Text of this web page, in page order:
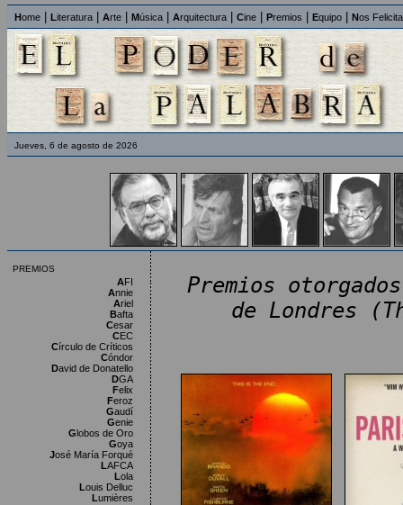
Home Literatura Arte Música Arquitectura Cine Premios Equipo Nos
Jueves, 6 de agosto de 2026
PREMIOS
AFI
Annie
Ariel
Bafta
Cesar
CEC
Círculo de Críticos
Cóndor
David de Donatello
DGA
Felix
Feroz
Gaudí
Genie
Globos de Oro
Goya
José María Forqué
LAFCA
Lola
Louis Delluc
Lumières
Premios
de Londres